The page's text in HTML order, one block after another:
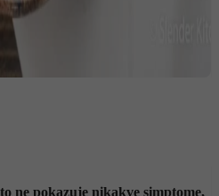
ne pokazuje nikakve simptome,